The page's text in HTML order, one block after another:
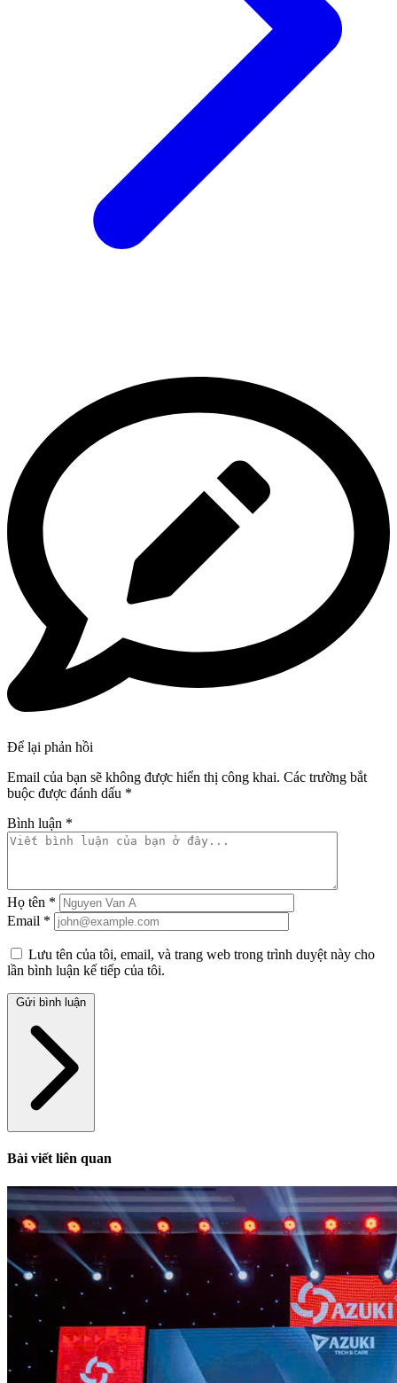
Để lại phản hồi
Email của bạn sẽ không được hiển thị công khai. Các trường bắt
buộc được đánh dấu *
Bình luận *
Họ tên *
Email *
Lưu tên của tôi, email, và trang web trong trình duyệt này cho
lần bình luận kế tiếp của tôi.
Bài viết liên quan